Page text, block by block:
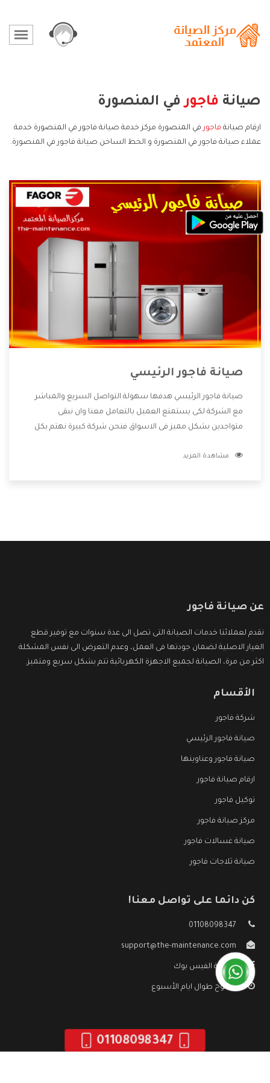
صيانة فاجورفي المنصورة
ارقام صيانة فاجور في المنصورة مركز خدمة صيانة فاجور في المنصورة خدمة
عملاء صيانة فاجور في المنصورة و الخط الساخن صيانة فاجور في المنصورة.
صيانة فاجور الرئيسي
صيانة فاجور الرئيسي هدفها سهولة التواصل السريع والمباشر
مع الشركة لكى يستمتع العميل بالتعامل معنا وان نبقى
متواجدين بشكل مميز فى الاسواق فنحن شركة كبيرة نهتم بكل
الشركة بها والتى تكون منها خدمة الصيانة التى تكون من أهم
مشاهدة المزيد
عن صيانة فاجور
نقدم لعملائنا خدمات الصيانة التى تصل الى عدة سنوات مع توفير قطع
الغيار الاصلية لضمان جودتها فى العمل، وعدم التعرض الى نفس المشكلة
اكثر من مرة، الصيانة لجميع الاجهزة الكهربائية تتم بشكل سريع ومتميز.
الأقسام
شركة فاجور
صيانة فاجور الرئيسي
صيانة فاجور وعناوينها
ارقام صيانة فاجور
توكيل فاجور
مركز صيانة فاجور
صيانة غسالات فاجور
صيانة ثلاجات فاجور
كن دائما على تواصل معنا!
01108098347
support@the-maintenance.com
صفحة الفيس بوك
مفتوح طوال ايام الأسبوع
01108098347